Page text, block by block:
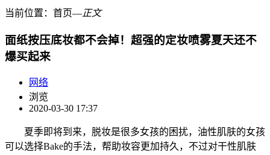
当前位置： 首页―正文
面纸按压底妆都不会掉！超强的定妆喷雾夏天还不
爆买起来
网络
浏览
2020-03-30 17:37
夏季即将到来，脱妆是很多女孩的困扰，油性肌肤的女孩
可以选择Bake的手法，帮助妆容更加持久，不过对干性肌肤